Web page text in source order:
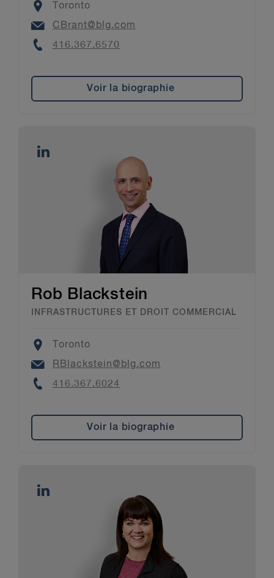
Location
Toronto
Email
CBrant@blg.com
Phone
416.367.6570
Voir la biographie
Rob Blackstein
INFRASTRUCTURES ET DROIT COMMERCIAL
Location
Toronto
EmailRBlackstein@blg.com
Phone
416.367.6024
Voir la biographie